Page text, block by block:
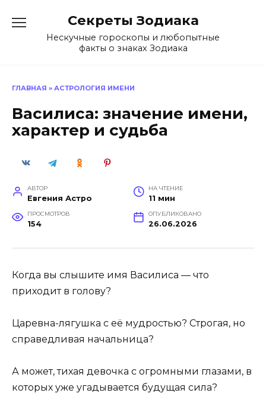
содержанию
Секреты Зодиака
Нескучные гороскопы и любопытные
факты о знаках Зодиака
ГЛАВНАЯ » АСТРОЛОГИЯ ИМЕНИ
Василиса: значение имени,
характер и судьба
АВТОР
Евгения Астро
НА ЧТЕНИЕ
11 мин
ПРОСМОТРОВ
154
ОПУБЛИКОВАНО
26.06.2026
Когда вы слышите имя Василиса — что
приходит в голову?
Царевна-лягушка с её мудростью? Строгая, но
справедливая начальница?
А может, тихая девочка с огромными глазами, в
которых уже угадывается будущая сила?